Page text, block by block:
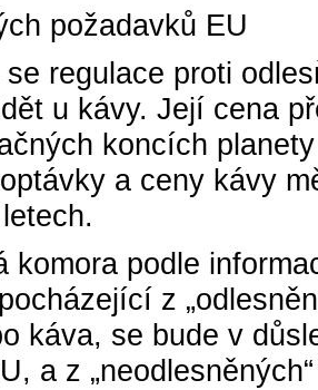
požadavků EU
regulace proti
u kávy. Její cena
koncích
a ceny kávy
komora podle
z
káva, se bude v
a z